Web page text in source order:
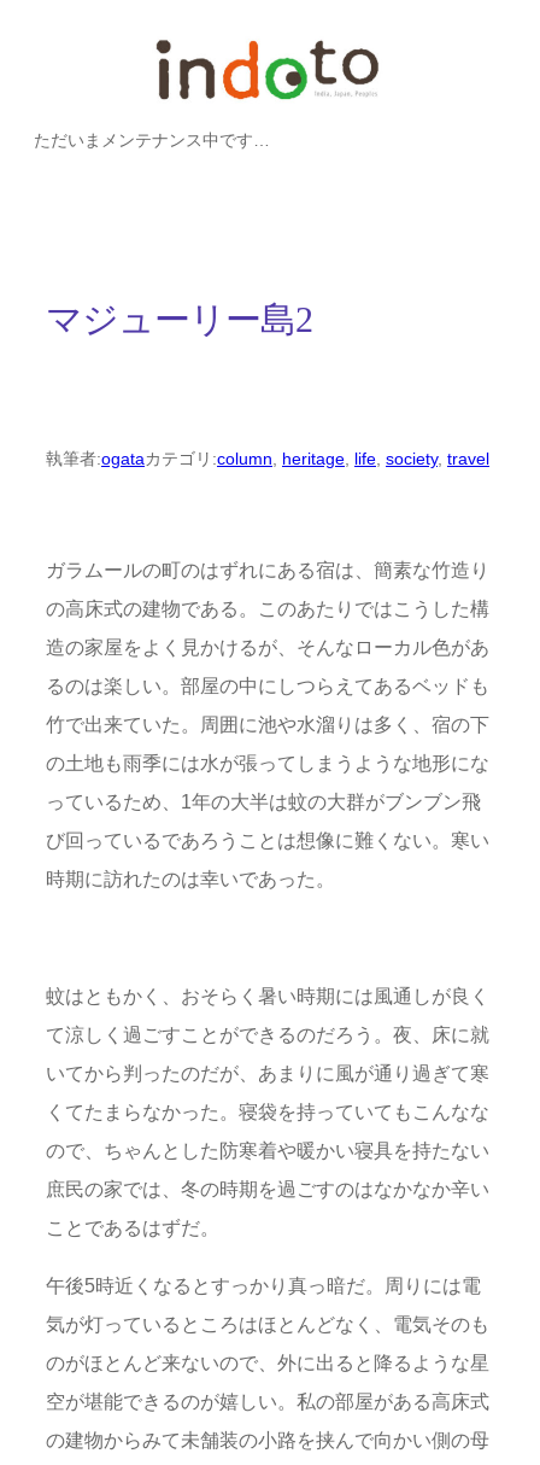
ただいまメンテナンス中です…
マジューリー島2
執筆者:ogataカテゴリ:column, heritage, life, society, travel
ガラムールの町のはずれにある宿は、簡素な竹造り
の高床式の建物である。このあたりではこうした構
造の家屋をよく見かけるが、そんなローカル色があ
るのは楽しい。部屋の中にしつらえてあるベッドも
竹で出来ていた。周囲に池や水溜りは多く、宿の下
の土地も雨季には水が張ってしまうような地形にな
っているため、1年の大半は蚊の大群がブンブン飛
び回っているであろうことは想像に難くない。寒い
時期に訪れたのは幸いであった。
蚊はともかく、おそらく暑い時期には風通しが良く
て涼しく過ごすことができるのだろう。夜、床に就
いてから判ったのだが、あまりに風が通り過ぎて寒
くてたまらなかった。寝袋を持っていてもこんなな
ので、ちゃんとした防寒着や暖かい寝具を持たない
庶民の家では、冬の時期を過ごすのはなかなか辛い
ことであるはずだ。
午後5時近くなるとすっかり真っ暗だ。周りには電
気が灯っているところはほとんどなく、電気そのも
のがほとんど来ないので、外に出ると降るような星
空が堪能できるのが嬉しい。私の部屋がある高床式
の建物からみて未舗装の小路を挟んで向かい側の母